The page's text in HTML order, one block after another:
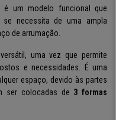
é um modelo funcional que
necessita de uma ampla
de arrumação.
uma vez que permite
e necessidades. É uma
espaço, devido às partes
ser colocadas de 3 formas